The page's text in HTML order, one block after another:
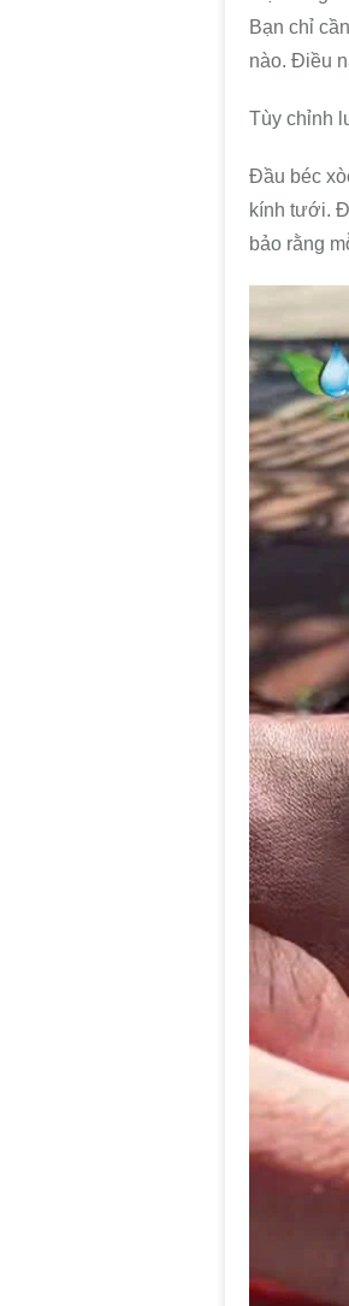
Bạn chỉ
nào. Điều
Tùy chỉnh
Đầu béc
kính tưới.
bảo rằng